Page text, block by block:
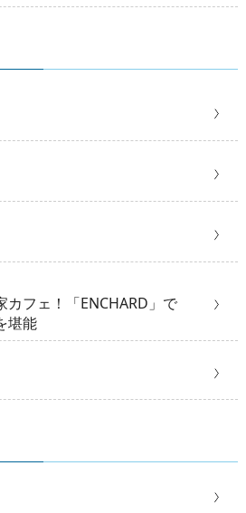
フェ！「ENCHARD」で
堪能